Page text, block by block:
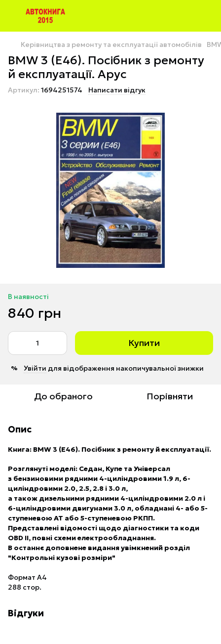
Керівництва з ремонту та експлуатації автомобілів
BMW 3 (E46). Посібник з ремонту
й експлуатації. Арус
Артикул: 1694251574 Написати відгук
В наявності
840 грн
Купити
% Увійти для відображення накопичувальної знижки
До обраного Порівняти
Опис
Книга: BMW 3 (E46). Посібник з ремонту й експлуатації.
Розглянуті моделі: Седан, Купе та Універсал
з бензиновими рядними 4-циліндровими 1.9 л, 6-
циліндровими 2.0, 2.5, 2.8 і 3.0 л,
а також дизельними рядними 4-циліндровими 2.0 л і
6-циліндровими двигунами 3.0 л, обладнані 4- або 5-
ступеневою АТ або 5-ступеневою РКПП.
Представлені відомості щодо діагностики та коди
OBD II, повні схеми електрообладнання.
В останнє доповнене видання увімкнений розділ
"Контрольні кузові розміри"
Формат А4
288 стор.
Відгуки